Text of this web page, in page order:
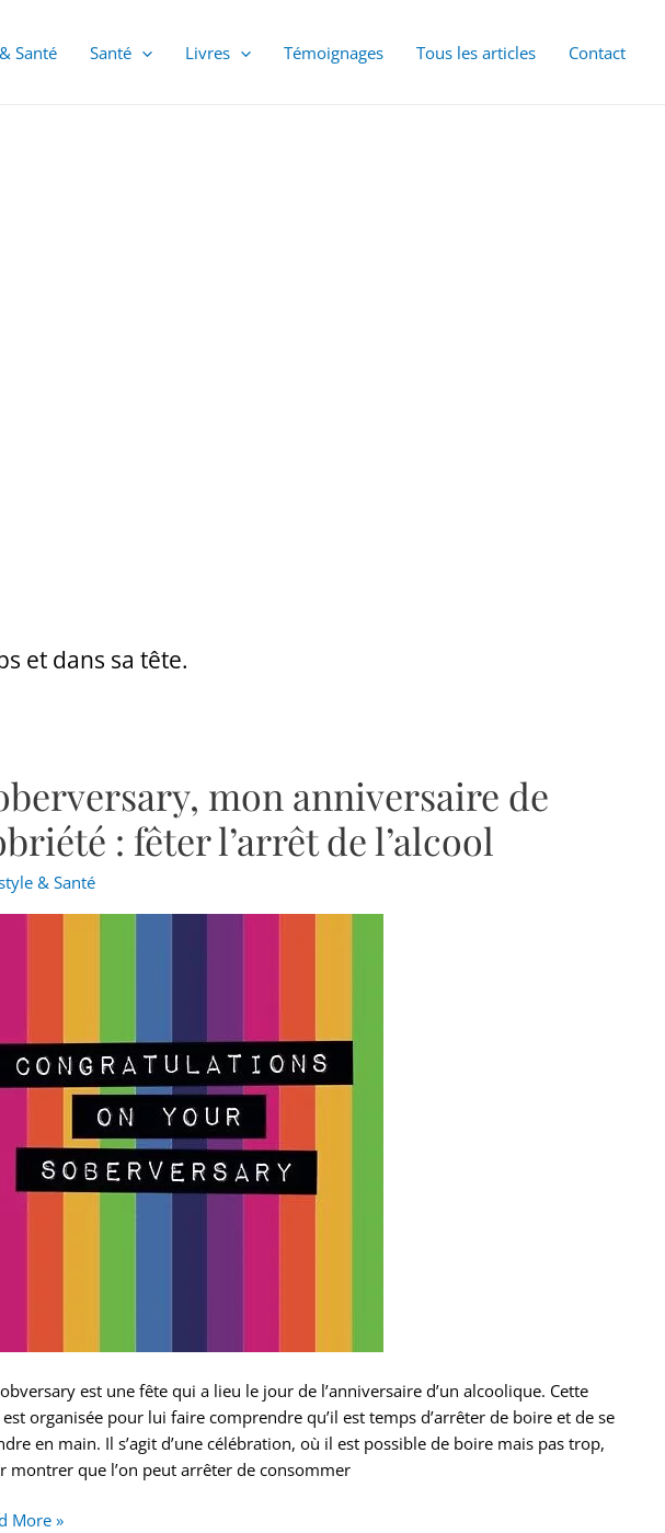
Santé Santé Livres Témoignages Tous les articles Contact
et dans sa tête.
mon anniversaire de
: fêter l’arrêt de l’alcool
& Santé
est une fête qui a lieu le jour de l’anniversaire d’un alcoolique. Cette
organisée pour lui faire comprendre qu’il est temps d’arrêter de boire et de se
en main. Il s’agit d’une célébration, où il est possible de boire mais pas trop,
montrer que l’on peut arrêter de consommer
More »